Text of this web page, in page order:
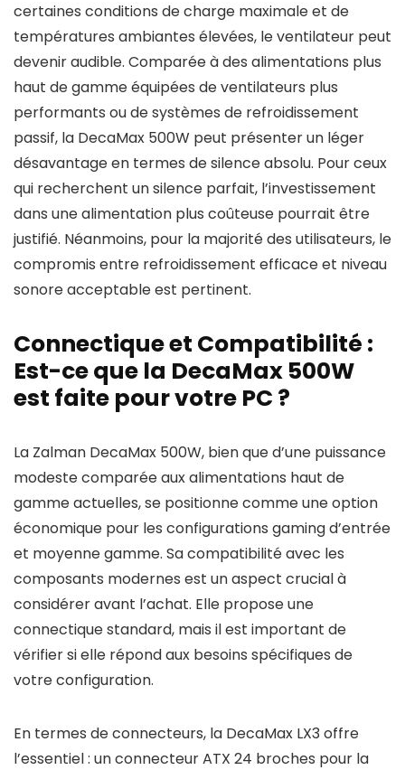
certaines conditions de charge maximale et de
températures ambiantes élevées, le ventilateur peut
devenir audible. Comparée à des alimentations plus
haut de gamme équipées de ventilateurs plus
performants ou de systèmes de refroidissement
passif, la DecaMax 500W peut présenter un léger
désavantage en termes de silence absolu. Pour ceux
qui recherchent un silence parfait, l’investissement
dans une alimentation plus coûteuse pourrait être
justifié. Néanmoins, pour la majorité des utilisateurs, le
compromis entre refroidissement efficace et niveau
sonore acceptable est pertinent.
Connectique et Compatibilité :
Est-ce que la DecaMax 500W
est faite pour votre PC ?
La Zalman DecaMax 500W, bien que d’une puissance
modeste comparée aux alimentations haut de
gamme actuelles, se positionne comme une option
économique pour les configurations gaming d’entrée
et moyenne gamme. Sa compatibilité avec les
composants modernes est un aspect crucial à
considérer avant l’achat. Elle propose une
connectique standard, mais il est important de
vérifier si elle répond aux besoins spécifiques de
votre configuration.
En termes de connecteurs, la DecaMax LX3 offre
l’essentiel : un connecteur ATX 24 broches pour la